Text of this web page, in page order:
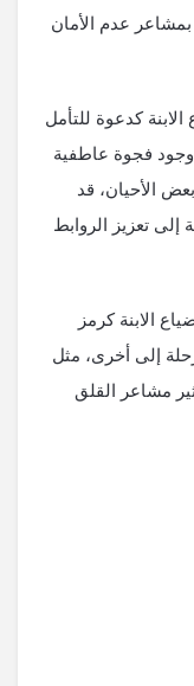
عدم الأمان
كدعوة للتأمل
وجود فجوة عاطفية
الأحيان، قد
إلى تعزيز الروابط
الابنة كرمز
إلى أخرى، مثل
مشاعر القلق